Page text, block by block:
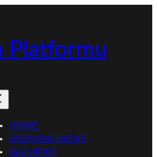
Platformu
HOME
BREAKING NEWS
ALL NEWS